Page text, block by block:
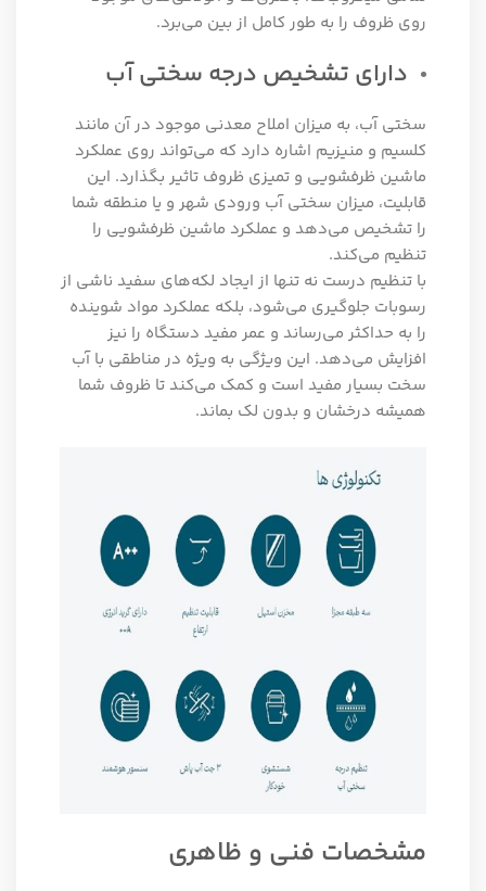
روی ظروف را به طور کامل از بین می‌برد.
دارای تشخیص درجه سختی آب
سختی آب، به میزان املاح معدنی موجود در آن مانند
کلسیم و منیزیم اشاره دارد که می‌تواند روی عملکرد
ماشین ظرفشویی و تمیزی ظروف تاثیر بگذارد. این
قابلیت، میزان سختی آب ورودی شهر و یا منطقه شما
را تشخیص می‌دهد و عملکرد ماشین ظرفشویی را
تنظیم می‌کند.
با تنظیم درست نه تنها از ایجاد لکه‌های سفید ناشی از
رسوبات جلوگیری می‌شود، بلکه عملکرد مواد شوینده
را به حداکثر می‌رساند و عمر مفید دستگاه را نیز
افزایش می‌دهد. این ویژگی به ویژه در مناطقی با آب
سخت بسیار مفید است و کمک می‌کند تا ظروف شما
همیشه درخشان و بدون لک بماند.
مشخصات فنی و ظاهری